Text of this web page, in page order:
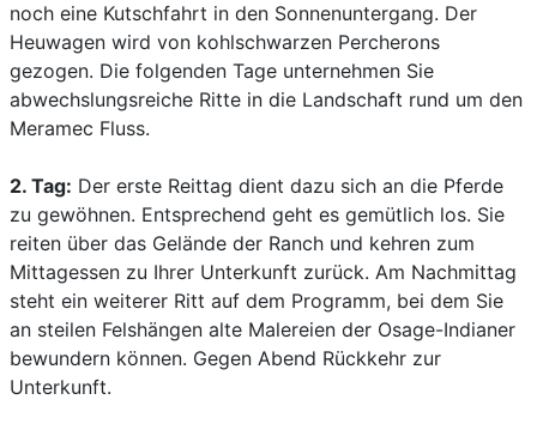
noch eine Kutschfahrt in den Sonnenuntergang. Der
Heuwagen wird von kohlschwarzen Percherons
gezogen. Die folgenden Tage unternehmen Sie
abwechslungsreiche Ritte in die Landschaft rund um den
Meramec Fluss.
2. Tag: Der erste Reittag dient dazu sich an die Pferde
zu gewöhnen. Entsprechend geht es gemütlich los. Sie
reiten über das Gelände der Ranch und kehren zum
Mittagessen zu Ihrer Unterkunft zurück. Am Nachmittag
steht ein weiterer Ritt auf dem Programm, bei dem Sie
an steilen Felshängen alte Malereien der Osage-Indianer
bewundern können. Gegen Abend Rückkehr zur
Unterkunft.